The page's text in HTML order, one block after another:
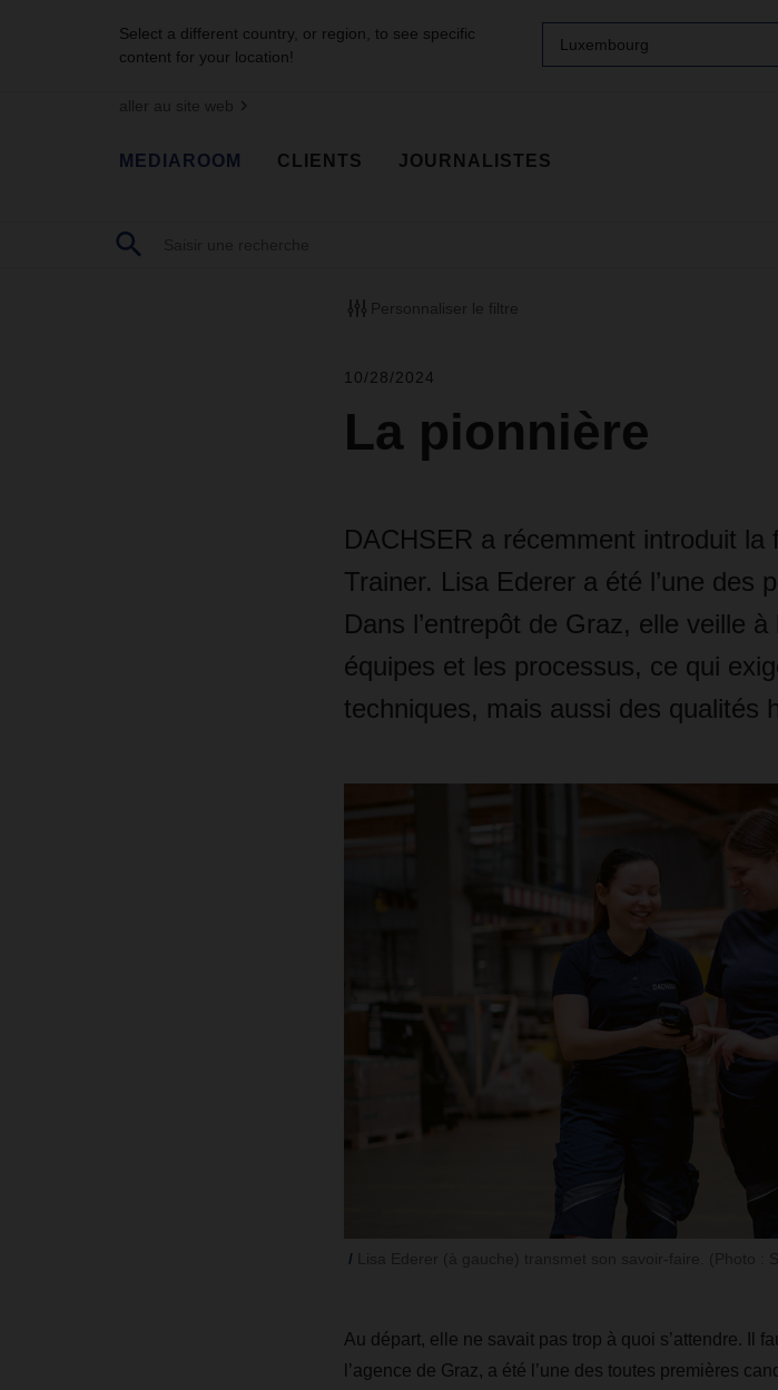
Select a different country, or region, to see specific
content for your location!
Luxembourg
aller au site web
MEDIAROOM CLIENTS JOURNALISTES
Personnaliser le filtre
10/28/2024
La pionnière
DACHSER a récemment introduit la
Trainer. Lisa Ederer a été l’une des
Dans l’entrepôt de Graz, elle veille
équipes et les processus, ce qui
techniques, mais aussi des qualités
Au départ, elle ne savait pas trop à quoi s’attendre. Il
l’agence de Graz, a été l’une des toutes premières